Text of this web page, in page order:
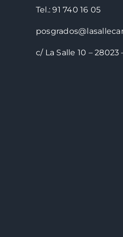
Tel.: 91 740 16 05
c/ La Salle 10 – 28023